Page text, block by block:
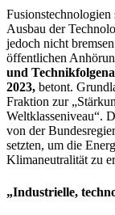
Ausbau der
jedoch nicht
öffentlichen
und
2023, betont.
Fraktion zur
Weltklasseniveau“.
von der
setzten, um die
Klimaneutralität zu
„Industrielle,